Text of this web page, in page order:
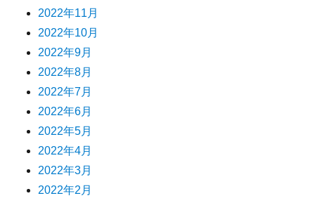
2022年11月
2022年10月
2022年9月
2022年8月
2022年7月
2022年6月
2022年5月
2022年4月
2022年3月
2022年2月